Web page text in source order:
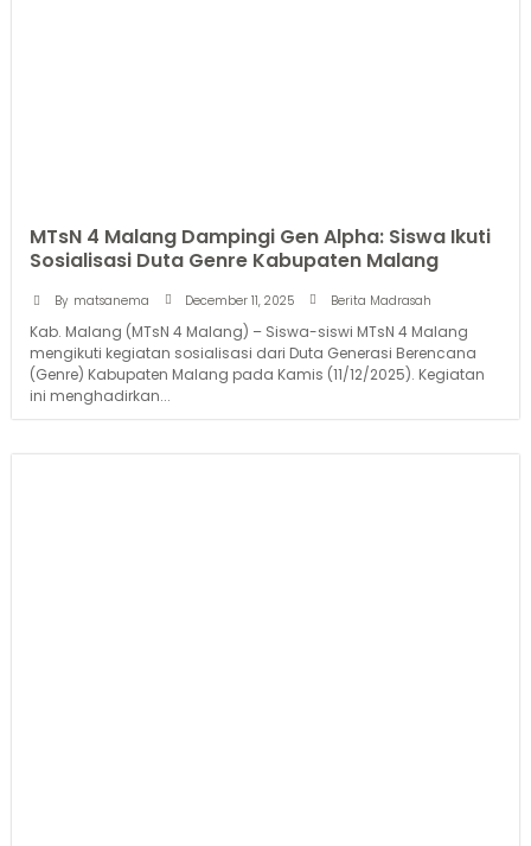
MTsN 4 Malang Dampingi Gen Alpha: Siswa Ikuti
Sosialisasi Duta Genre Kabupaten Malang
By matsanema December 11, 2025 Berita Madrasah
Kab. Malang (MTsN 4 Malang) – Siswa-siswi MTsN 4 Malang
mengikuti kegiatan sosialisasi dari Duta Generasi Berencana
(Genre) Kabupaten Malang pada Kamis (11/12/2025). Kegiatan
ini menghadirkan...